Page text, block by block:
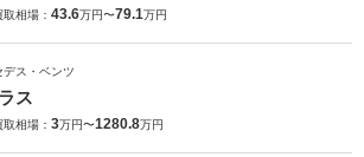
相場： 43.6万円〜79.1万円
デス・ベンツ
ス
相場： 3万円〜1280.8万円